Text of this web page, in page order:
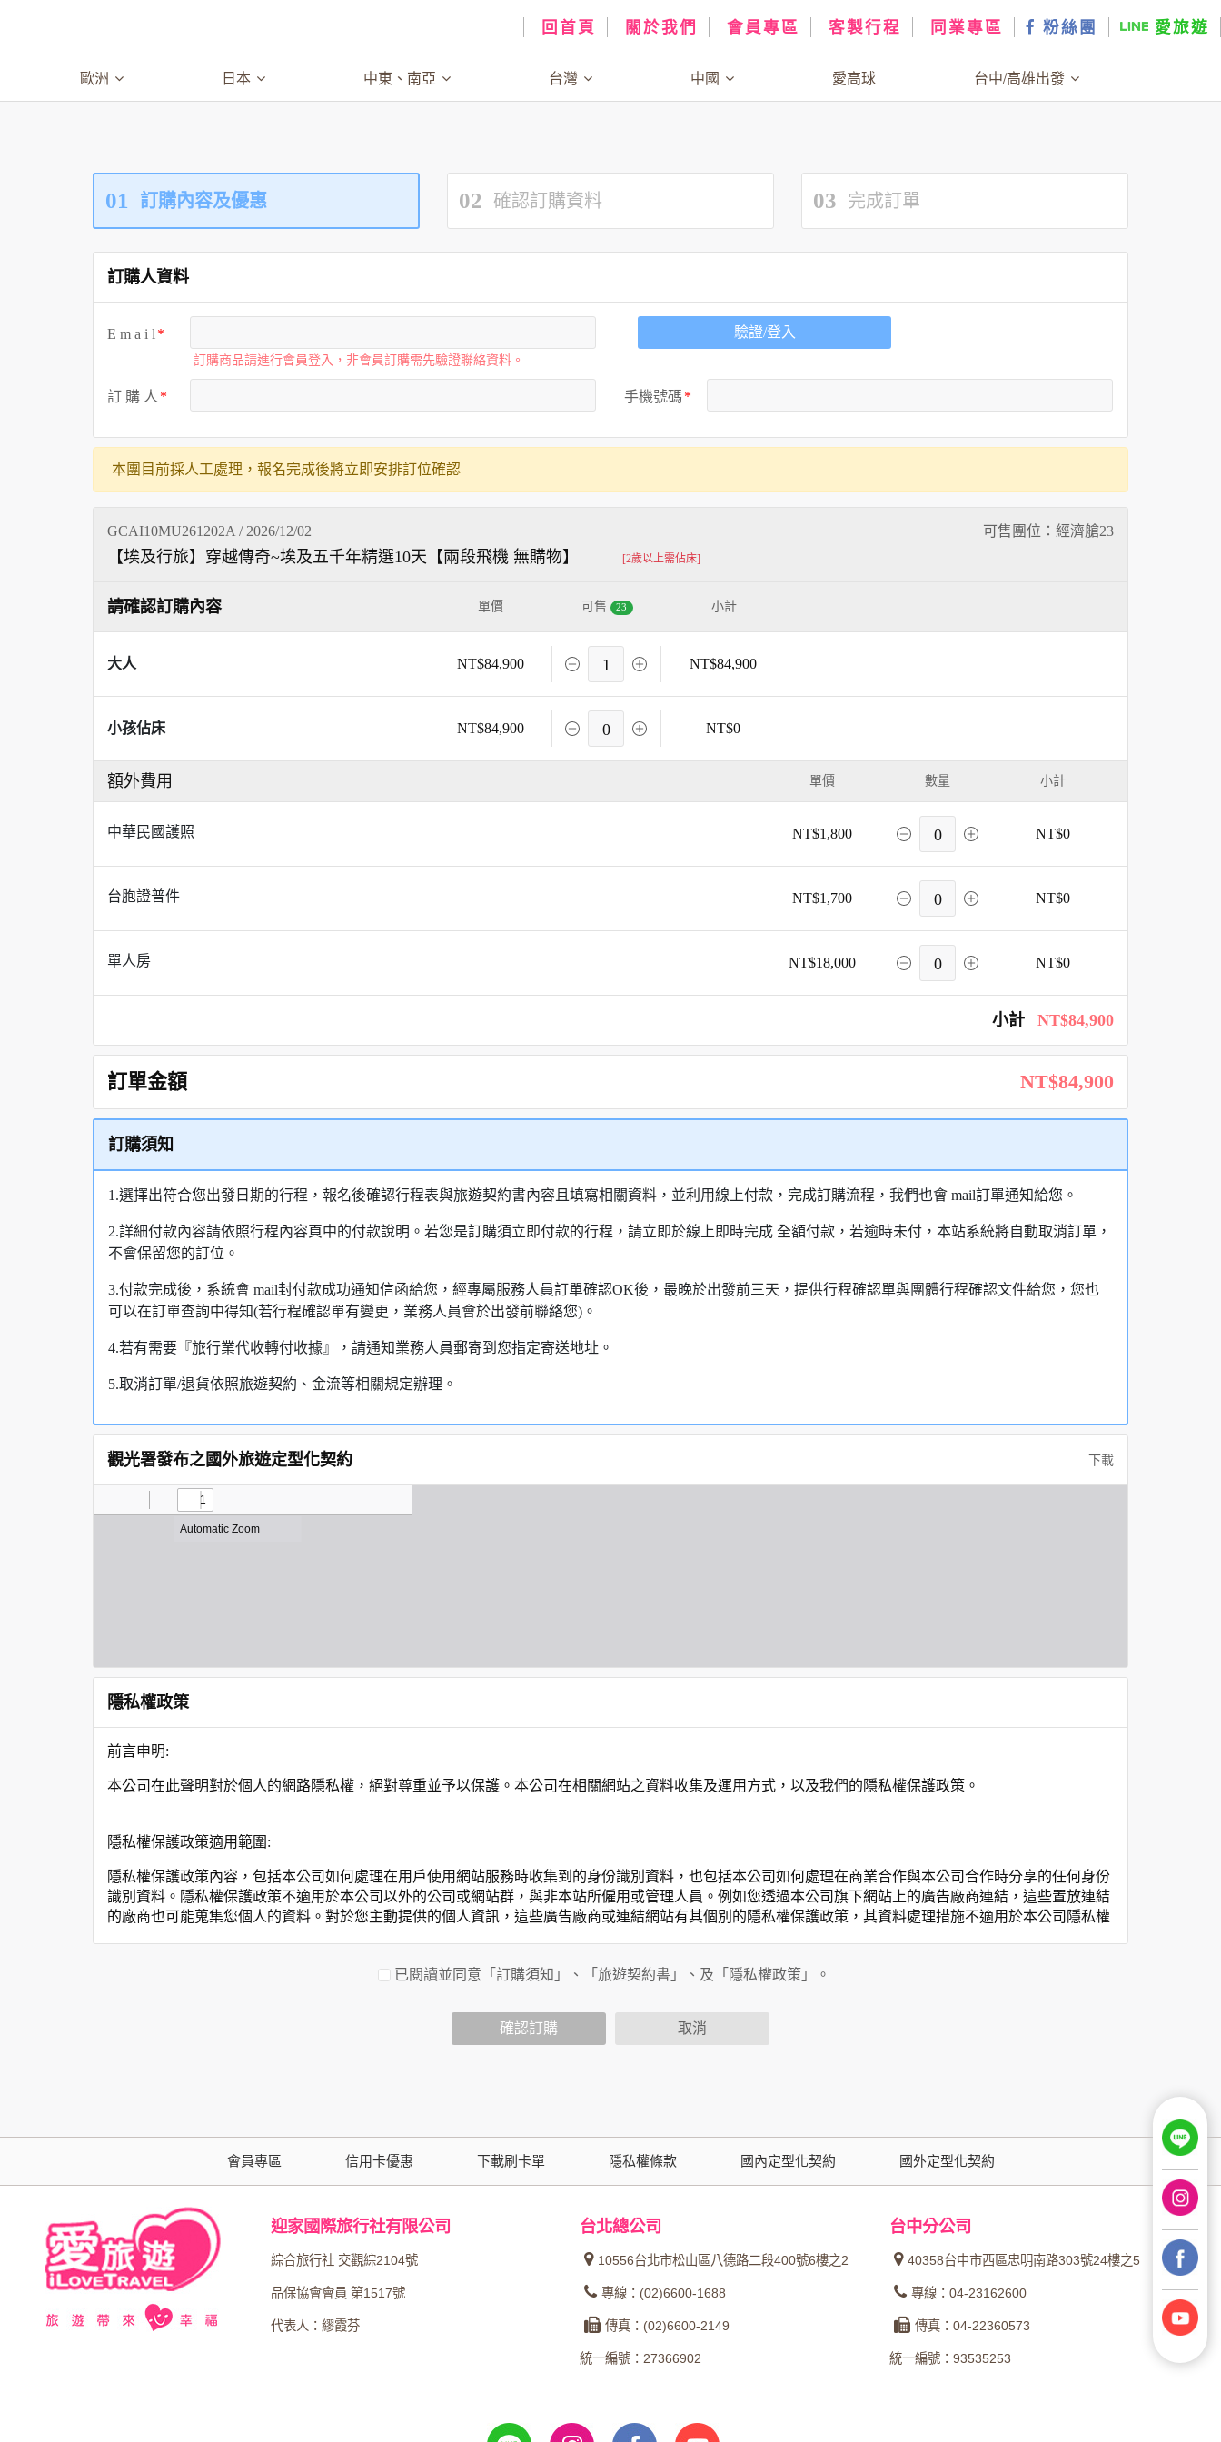
回首頁 關於我們 會員專區 客製行程 同業專區 粉絲團 愛旅遊
歐洲 日本 中東、南亞 台灣 中國 愛高球 台中/高雄出發
01 訂購內容及優惠 02 確認訂購資料 03 完成訂單
訂購人資料
E m a i l
訂購商品請進行會員登入，非會員訂購需先驗證聯絡資料。
驗證/登入
訂 購 人 手機號碼
本團目前採人工處理，報名完成後將立即安排訂位確認
GCAI10MU261202A / 2026/12/02 可售團位：經濟艙23
【埃及行旅】穿越傳奇~埃及五千年精選10天【兩段飛機 無購物】 [2歲以上需佔床]
請確認訂購內容 單價 可售 23 小計
大人 NT$84,900 1 NT$84,900
小孩佔床 NT$84,900 0 NT$0
額外費用 單價 數量 小計
中華民國護照 NT$1,800 0 NT$0
台胞證普件 NT$1,700 0 NT$0
單人房 NT$18,000 0 NT$0
小計 NT$84,900
訂單金額 NT$84,900
訂購須知
1.選擇出符合您出發日期的行程，報名後確認行程表與旅遊契約書內容且填寫相關資料，並利用線上付款，完成訂購流程，我們也會 mail訂單通知給您。
2.詳細付款內容請依照行程內容頁中的付款說明。若您是訂購須立即付款的行程，請立即於線上即時完成 全額付款，若逾時未付，本站系統將自動取消訂單，
不會保留您的訂位。
3.付款完成後，系統會 mail封付款成功通知信函給您，經專屬服務人員訂單確認OK後，最晚於出發前三天，提供行程確認單與團體行程確認文件給您，您也
可以在訂單查詢中得知(若行程確認單有變更，業務人員會於出發前聯絡您)。
4.若有需要『旅行業代收轉付收據』，請通知業務人員郵寄到您指定寄送地址。
5.取消訂單/退貨依照旅遊契約、金流等相關規定辦理。
觀光署發布之國外旅遊定型化契約 下載
隱私權政策
前言申明:
本公司在此聲明對於個人的網路隱私權，絕對尊重並予以保護。本公司在相關網站之資料收集及運用方式，以及我們的隱私權保護政策。
隱私權保護政策適用範圍:
隱私權保護政策內容，包括本公司如何處理在用戶使用網站服務時收集到的身份識別資料，也包括本公司如何處理在商業合作與本公司合作時分享的任何身份
識別資料。隱私權保護政策不適用於本公司以外的公司或網站群，與非本站所僱用或管理人員。例如您透過本公司旗下網站上的廣告廠商連結，這些置放連結
的廠商也可能蒐集您個人的資料。對於您主動提供的個人資訊，這些廣告廠商或連結網站有其個別的隱私權保護政策，其資料處理措施不適用於本公司隱私權
您個人在本網站上的聊天室或討論區中任意公開個人資料的行為，在非經加密的保護下，亦不適用於本公司隱私權保護政策。
參考依據，此記錄為內部應用，決不對外公布。
為提供精確的服務，我們會將收集的問卷調查內容進行統計與分析，分析結果之統計數據或說明文字呈現，除供內部研究外，我們會視需要公佈統計數據及說
明文字，但不涉及特定個人之資料。
除非取得您的同意或其他法令之特別規定，本網站絕不會將您的個人資料揭露予第三人或使用於蒐集目的以外之其他用途。
在您於本網站註冊帳號、使用本網站相關產品、服務、活動或贈獎時，本網站會收集您的個人識別資料，本網站也可以從商業夥伴處取得個人資料。
當客戶在本網站註冊時，我們會取得您的姓名、電話、住址、身份證字號、電子郵件、出生日期、性別、行業等相關資料，當您註冊成功，並登入使用我們的
服務後，我們即取得您的資料。註冊時，本網站取得您的姓名、電話、住址、身份證字號、電子郵件、出生日期、性別、行業等相關資料，當您註冊成功，並
項記錄和您對應。請您注意，在本網站網刊登廣告之廠商，或與連結本網站，也可能蒐集您個人的資料。對於您主動提供的個人資訊，這些廣告廠商、或連結
已閱讀並同意「訂購須知」、「旅遊契約書」、及「隱私權政策」。
確認訂購 取消
會員專區 信用卡優惠 下載刷卡單 隱私權條款 國內定型化契約 國外定型化契約
迎家國際旅行社有限公司
綜合旅行社 交觀綜2104號
品保協會會員 第1517號
代表人：繆霞芬
台北總公司
10556台北市松山區八德路二段400號6樓之2
專線：(02)6600-1688
傳真：(02)6600-2149
統一編號：27366902
台中分公司
40358台中市西區忠明南路303號24樓之5
專線：04-23162600
傳真：04-22360573
統一編號：93535253